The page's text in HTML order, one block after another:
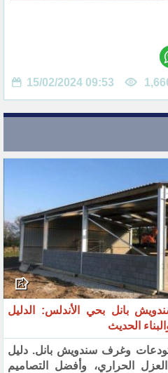
15/02/2024 09:53
بانل بحي الأندلس: الدليل
الحديث
وغرف سندويش بانل. دليل
الحراري، وأفضل التصاميم